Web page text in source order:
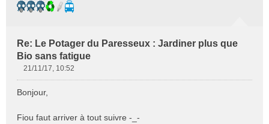
Re: Le Potager du Paresseux : Jardiner plus que
Bio sans fatigue
s
a
21/11/17, 10:52
Bonjour,
Fiou faut arriver à tout suivre -_-